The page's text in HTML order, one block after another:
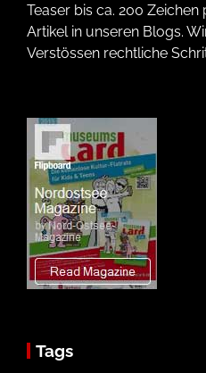
Teaser bis ca. 200
Artikel in unseren Blogs.
Verstössen rechtliche
Tags